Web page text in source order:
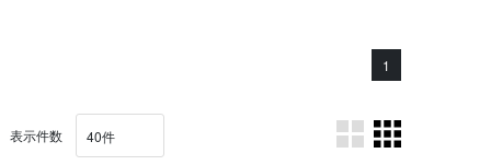
1
表示件数